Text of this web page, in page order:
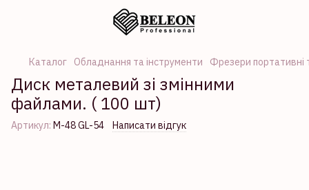
Каталог Обладнання та інструменти Фрезери портативні
Диск металевий зі змінними
файлами. ( 100 шт)
Артикул: М-48 GL-54 Написати відгук